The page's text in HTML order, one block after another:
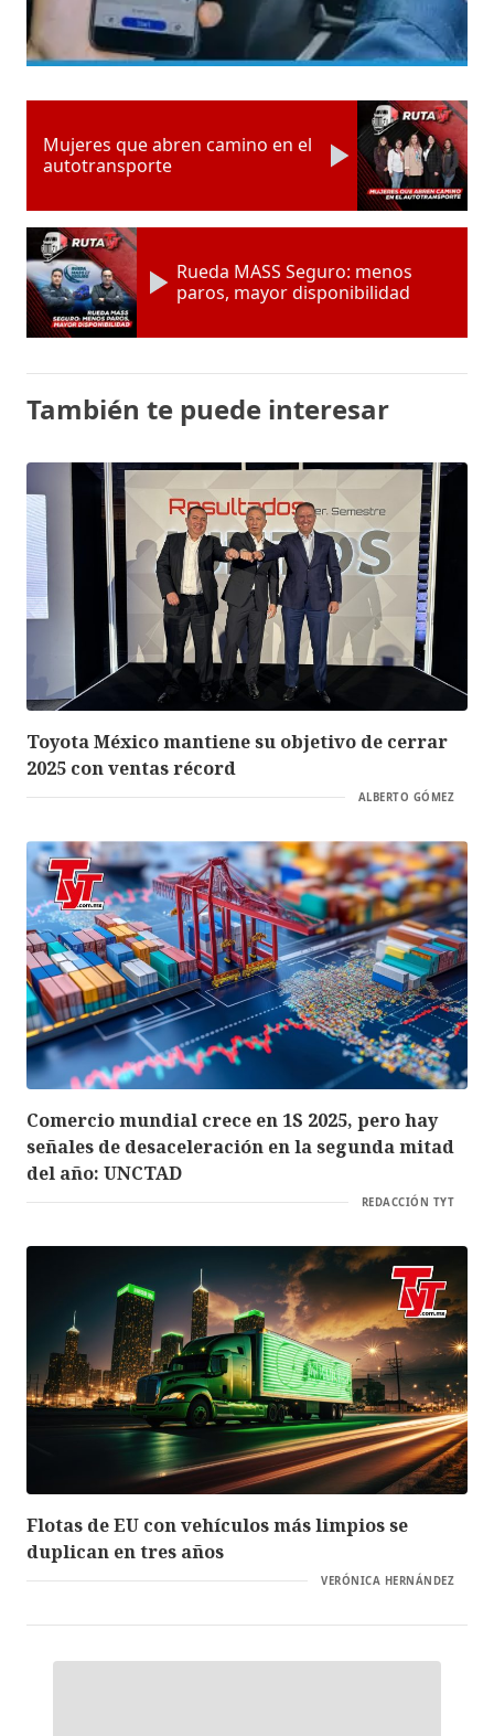
Mujeres que abren camino en el
autotransporte
Rueda MASS Seguro: menos
paros, mayor disponibilidad
También te puede interesar
Toyota México mantiene su objetivo de cerrar
2025 con ventas récord
ALBERTO GÓMEZ
Comercio mundial crece en 1S 2025, pero hay
señales de desaceleración en la segunda mitad
del año: UNCTAD
REDACCIÓN TYT
Flotas de EU con vehículos más limpios se
duplican en tres años
VERÓNICA HERNÁNDEZ